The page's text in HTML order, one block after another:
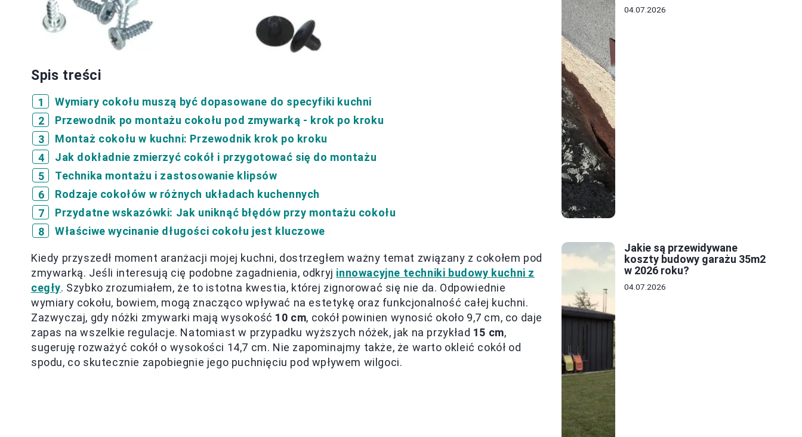
Spis treści
Wymiary cokołu muszą być dopasowane do specyfiki kuchni
Przewodnik po montażu cokołu pod zmywarką - krok po kroku
Montaż cokołu w kuchni: Przewodnik krok po kroku
Jak dokładnie zmierzyć cokół i przygotować się do montażu
Technika montażu i zastosowanie klipsów
Rodzaje cokołów w różnych układach kuchennych
Przydatne wskazówki: Jak uniknąć błędów przy montażu cokołu
Właściwe wycinanie długości cokołu jest kluczowe
Kiedy przyszedł moment aranżacji mojej kuchni, dostrzegłem ważny temat związany z cokołem pod
zmywarką. Jeśli interesują cię podobne zagadnienia, odkryj innowacyjne techniki budowy kuchni z
cegły. Szybko zrozumiałem, że to istotna kwestia, której zignorować się nie da. Odpowiednie
wymiary cokołu, bowiem, mogą znacząco wpływać na estetykę oraz funkcjonalność całej kuchni.
Zazwyczaj, gdy nóżki zmywarki mają wysokość 10 cm, cokół powinien wynosić około 9,7 cm, co daje
zapas na wszelkie regulacje. Natomiast w przypadku wyższych nóżek, jak na przykład 15 cm,
sugeruję rozważyć cokół o wysokości 14,7 cm. Nie zapominajmy także, że warto okleić cokół od
spodu, co skutecznie zapobiegnie jego puchnięciu pod wpływem wilgoci.
04.07.2026
Jakie są przewidywane
koszty budowy garażu 35m2
w 2026 roku?
04.07.2026